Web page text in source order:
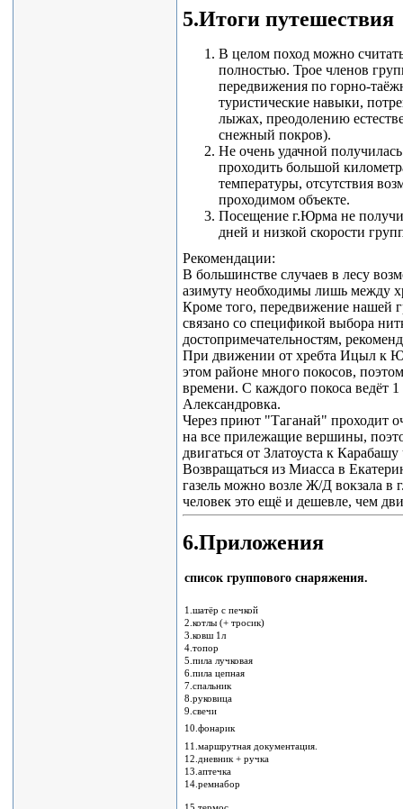
5.Итоги путешествия
В целом поход можно
полностью. Трое членов
передвижения по горно-
туристические навыки,
лыжах, преодолению
снежный покров).
Не очень удачной
проходить большой
температуры, отсутствия
проходимом объекте.
Посещение г.Юрма не
дней и низкой скорости
Рекомендации:
В большинстве случаев в лесу
азимуту необходимы лишь
Кроме того, передвижение нашей
связано со спецификой выбора
достопримечательностям,
При движении от хребта Ицыл к
этом районе много покосов,
времени. С каждого покоса ведёт
Александровка.
Через приют "Таганай" проходит
на все прилежащие вершины,
двигаться от Златоуста к
Возвращаться из Миасса в
газель можно возле Ж/Д вокзала в
человек это ещё и дешевле, чем
6.Приложения
список группового снаряжения.
1.шатёр с печкой
2.котлы (+ тросик)
3.ковш 1л
4.топор
5.пила лучковая
6.пила цепная
7.спальник
8.руковица
9.свечи
10.фонарик
11.маршрутная документация.
12.дневник + ручка
13.аптечка
14.ремнабор